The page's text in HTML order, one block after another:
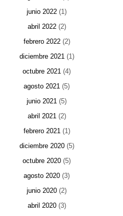
junio 2022 (1)
abril 2022(2)
febrero 2022(2)
diciembre 2021(1)
octubre 2021 (4)
agosto 2021 (5)
junio 2021 (5)
abril 2021(2)
febrero 2021(1)
diciembre 2020(5)
octubre 2020 (5)
agosto 2020 (3)
junio 2020 (2)
abril 2020(3)